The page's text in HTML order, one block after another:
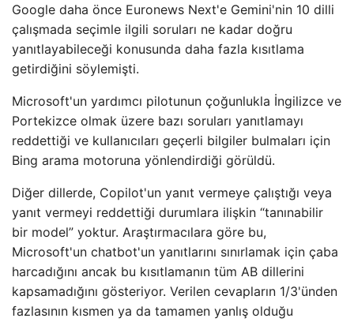
Google daha önce Euronews Next'e Gemini'nin 10 dilli
çalışmada seçimle ilgili soruları ne kadar doğru
yanıtlayabileceği konusunda daha fazla kısıtlama
getirdiğini söylemişti.
Microsoft'un yardımcı pilotunun çoğunlukla İngilizce ve
Portekizce olmak üzere bazı soruları yanıtlamayı
reddettiği ve kullanıcıları geçerli bilgiler bulmaları için
Bing arama motoruna yönlendirdiği görüldü.
Diğer dillerde, Copilot'un yanıt vermeye çalıştığı veya
yanıt vermeyi reddettiği durumlara ilişkin “tanınabilir
bir model” yoktur. Araştırmacılara göre bu,
Microsoft'un chatbot'un yanıtlarını sınırlamak için çaba
harcadığını ancak bu kısıtlamanın tüm AB dillerini
kapsamadığını gösteriyor. Verilen cevapların 1/3'ünden
fazlasının kısmen ya da tamamen yanlış olduğu